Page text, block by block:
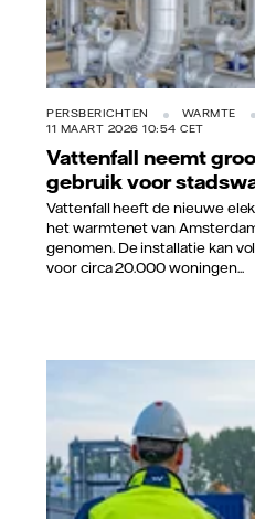
PERSBERICHTEN
WARMTE
11 MAART 2026 10:54 CET
Vattenfall neemt
gebruik voor
Vattenfall heeft de nieuwe
het warmtenet van
genomen. De installatie kan
voor circa 20.000 woningen...